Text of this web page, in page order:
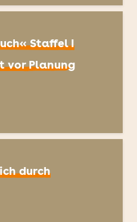
Staffel I
vor Planung
durch